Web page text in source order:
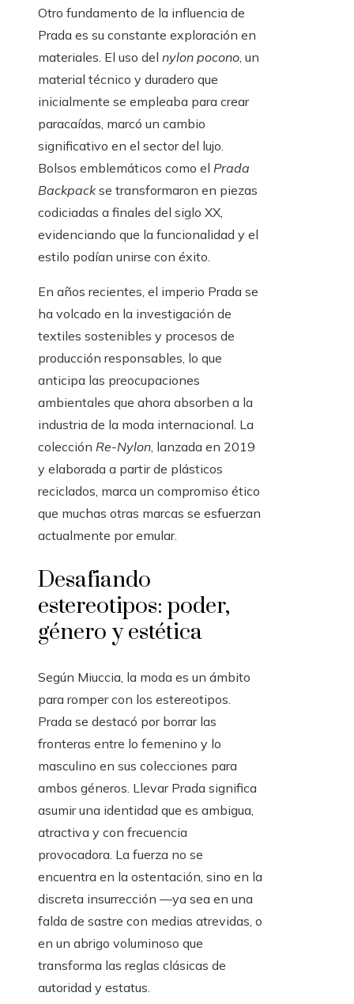
Otro fundamento de la influencia de
Prada es su constante exploración en
materiales. El uso del nylon pocono, un
material técnico y duradero que
inicialmente se empleaba para crear
paracaídas, marcó un cambio
significativo en el sector del lujo.
Bolsos emblemáticos como el Prada
Backpackse transformaron en piezas
codiciadas a finales del siglo XX,
evidenciando que la funcionalidad y el
estilo podían unirse con éxito.
En años recientes, el imperio Prada se
ha volcado en la investigación de
textiles sostenibles y procesos de
producción responsables, lo que
anticipa las preocupaciones
ambientales que ahora absorben a la
industria de la moda internacional. La
colección Re-Nylon, lanzada en 2019
y elaborada a partir de plásticos
reciclados, marca un compromiso ético
que muchas otras marcas se esfuerzan
actualmente por emular.
Desafiando
estereotipos: poder,
género y estética
Según Miuccia, la moda es un ámbito
para romper con los estereotipos.
Prada se destacó por borrar las
fronteras entre lo femenino y lo
masculino en sus colecciones para
ambos géneros. Llevar Prada significa
asumir una identidad que es ambigua,
atractiva y con frecuencia
provocadora. La fuerza no se
encuentra en la ostentación, sino en la
discreta insurrección —ya sea en una
falda de sastre con medias atrevidas, o
en un abrigo voluminoso que
transforma las reglas clásicas de
autoridad y estatus.